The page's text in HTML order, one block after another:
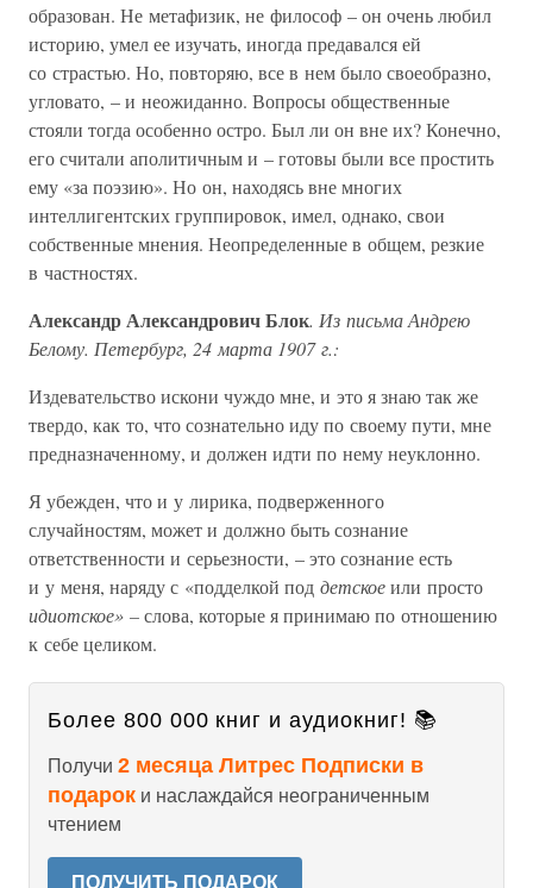
образован. Не метафизик, не философ – он очень любил
историю, умел ее изучать, иногда предавался ей
со страстью. Но, повторяю, все в нем было своеобразно,
угловато, – и неожиданно. Вопросы общественные
стояли тогда особенно остро. Был ли он вне их? Конечно,
его считали аполитичным и – готовы были все простить
ему «за поэзию». Но он, находясь вне многих
интеллигентских группировок, имел, однако, свои
собственные мнения. Неопределенные в общем, резкие
в частностях.
Александр Александрович Блок. Из письма Андрею
Белому. Петербург, 24 марта 1907 г.:
Издевательство искони чуждо мне, и это я знаю так же
твердо, как то, что сознательно иду по своему пути, мне
предназначенному, и должен идти по нему неуклонно.
Я убежден, что и у лирика, подверженного
случайностям, может и должно быть сознание
ответственности и серьезности, – это сознание есть
и у меня, наряду с «подделкой под детскоеили просто
идиотское» –слова, которые я принимаю по отношению
к себе целиком.
Более 800 000 книг и аудиокниг! 📚
Получи 2 месяца Литрес Подписки в
подарок и наслаждайся неограниченным
чтением
ПОЛУЧИТЬ ПОДАРОК